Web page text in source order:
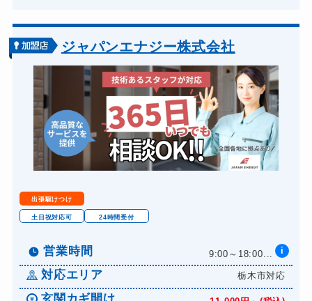
バイクカギ開け 13,200円～(税込)
バイクカギ作成 16,500円～(税込)
スーツケースカギ開け 8,800円～(税込)
金庫カギ開け 14,300円～(税込)
金庫カギ交換 11,000円～(税込)
ロッカーカギ開け 8,800円～(税込)
ドアノブカギ開け
ドアノブカギ作成
ジャパンエナジー株式会社
出張駆けつけ
土日祝対応可 24時間受付
営業時間 9:00～18:00... i
対応エリア 栃木市対応